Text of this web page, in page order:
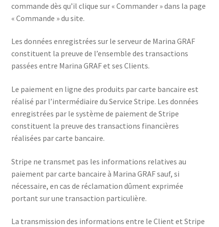
commande dès qu’il clique sur « Commander » dans la page
« Commande » du site.
Les données enregistrées sur le serveur de Marina GRAF
constituent la preuve de l’ensemble des transactions
passées entre Marina GRAF et ses Clients.
Le paiement en ligne des produits par carte bancaire est
réalisé par l’intermédiaire du Service Stripe. Les données
enregistrées par le système de paiement de Stripe
constituent la preuve des transactions financières
réalisées par carte bancaire.
Stripe ne transmet pas les informations relatives au
paiement par carte bancaire à Marina GRAF sauf, si
nécessaire, en cas de réclamation dûment exprimée
portant sur une transaction particulière.
La transmission des informations entre le Client et Stripe